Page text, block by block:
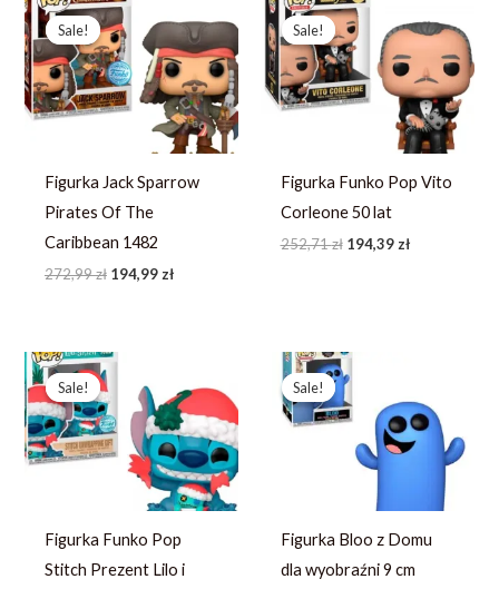
Sale!
Sale!
Figurka Jack Sparrow
Pirates Of The
Caribbean 1482
272,99zł
cena
wynosiła:
272,99 zł.
194,99zł
cena
wynosi:
194,99 zł.
Sale!
Sale!
Figurka Funko Pop Vito
Corleone 50 lat
252,71zł
cena
wynosiła:
252,71 zł.
194,39zł
cena
wynosi:
194,39 zł.
Sale!
Sale!
Figurka Funko Pop
Stitch Prezent Lilo i
Pierwotna
wynosiła:
258,95 zł.
wynosi:
199,19 zł.
Sale!
Sale!
Figurka Bloo z Domu
dla wyobraźni 9 cm
Pierwotna
cena
wynosiła:
81,19 zł.
wynosi:
57,99 zł.